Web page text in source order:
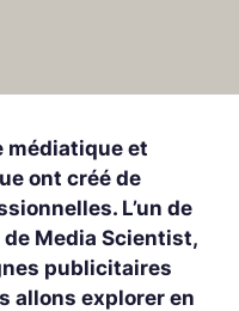
médiatique et
ont créé de
L’un de
Media Scientist,
publicitaires
allons explorer en